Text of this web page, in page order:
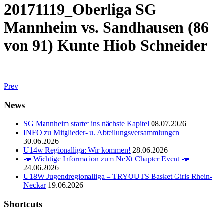
20171119_Oberliga SG
Mannheim vs. Sandhausen (86
von 91) Kunte Hiob Schneider
Prev
News
SG Mannheim startet ins nächste Kapitel 08.07.2026
INFO zu Mitglieder- u. Abteilungsversammlungen
30.06.2026
U14w Regionalliga: Wir kommen! 28.06.2026
📣 Wichtige Information zum NeXt Chapter Event 📣
24.06.2026
U18W Jugendregionalliga – TRYOUTS Basket Girls Rhein-
Neckar 19.06.2026
Shortcuts